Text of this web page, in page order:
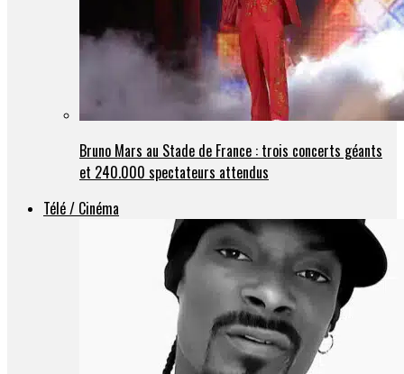
Bruno Mars au Stade de France : trois concerts géants
et 240.000 spectateurs attendus
Télé / Cinéma